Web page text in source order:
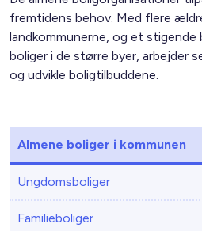
fremtidens behov. Med flere
landkommunerne, og et
boliger i de større byer, arbejder
og udvikle boligtilbuddene.
Almene boliger i kommunen
Ungdomsboliger
Familieboliger